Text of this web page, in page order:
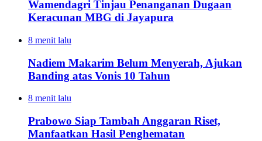
Wamendagri Tinjau Penanganan Dugaan
Keracunan MBG di Jayapura
8 menit lalu
Nadiem Makarim Belum Menyerah, Ajukan
Banding atas Vonis 10 Tahun
8 menit lalu
Prabowo Siap Tambah Anggaran Riset,
Manfaatkan Hasil Penghematan